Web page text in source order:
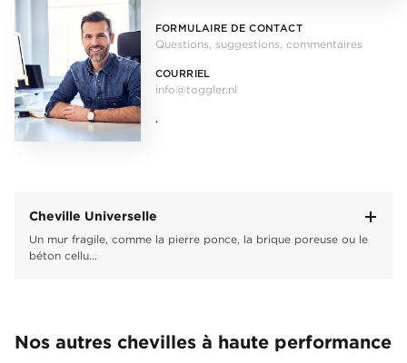
FORMULAIRE DE CONTACT
Questions, suggestions, commentaires
COURRIEL
info@toggler.nl
.
Cheville Universelle
Un mur fragile, comme la pierre ponce, la brique poreuse ou le
béton cellu...
Nos autres chevilles à haute performance